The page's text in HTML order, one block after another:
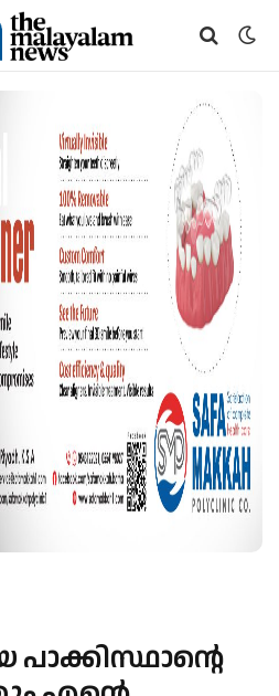
പാക്കിസ്ഥാന്റെ